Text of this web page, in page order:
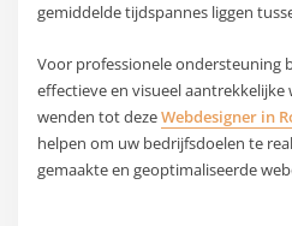
gemiddelde tijdspannes liggen
Voor professionele ondersteuning
effectieve en visueel
wenden tot dezeWebdesigner in
helpen om uw bedrijfsdoelen te
gemaakte en geoptimaliseerde